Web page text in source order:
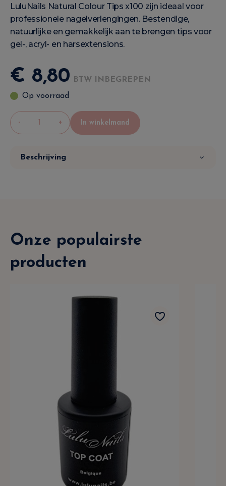
LuluNails Natural Colour Tips x100 zijn ideaal voor
professionele nagelverlengingen. Bestendige,
natuurlijke en gemakkelijk aan te brengen tips voor
gel-, acryl- en harsextensions.
€ 8,80
BTW INBEGREPEN
Op voorraad
- + In winkelmand
Beschrijving
Onze populairste
producten